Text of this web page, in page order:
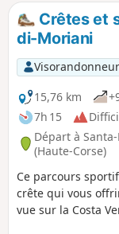
Crêtes et
di-Moriani
Visorandonneur
15,76 km
7h 15
Départ à
(Haute-Corse)
Ce parcours
crête qui vous
vue sur la Costa